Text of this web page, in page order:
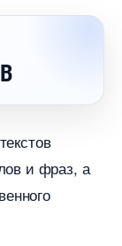
и фраз, а